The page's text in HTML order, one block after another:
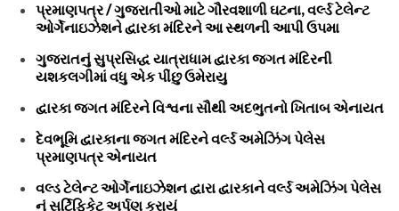
પ્રમાણપત્ર / ગુજરાતીઓ માટે ગૌરવશાળી ઘટના, વર્લ્ડ ટેલેન્ટ
ઓર્ગેનાઇઝેશને દ્વારકા મંદિરને આ સ્થળની આપી ઉપમા
ગુજરાતનું સુપ્રસિદ્ધ યાત્રાધામ દ્વારકા જગત મંદિરની
યશકલગીમાં વધુ એક પીંછુ ઉમેરાયુ
દ્વારકા જગત મંદિરને વિશ્વના સૌથી અદભુતનો ખિતાબ એનાયત
દેવભૂમિ દ્વારકાના જગત મંદિરને વર્લ્ડ અમેઝિંગ પેલેસ
પ્રમાણપત્ર એનાયત
વલ્ડ ટેલેન્ટ ઓર્ગેનાઇઝેશન દ્વારા દ્વારકાને વર્લ્ડ અમેઝિંગ પેલેસ
નું સર્ટિફિકેટ અર્પણ કરાયું